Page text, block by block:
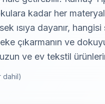
kadar her
ısıya dayanır,
çıkarmanın ve
ve ev tekstil
dahil)